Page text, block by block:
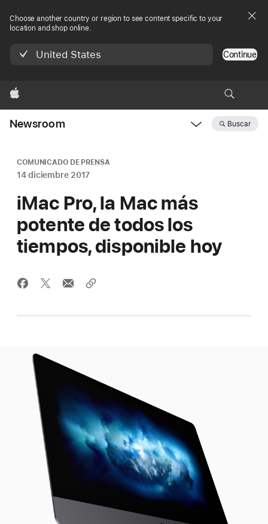
Choose another country or region to see content specific to your
location and shop online.
United States Continue
Apple
Newsroom Buscar
COMUNICADO DE PRENSA
14 diciembre 2017
iMac Pro, la Mac más
potente de todos los
tiempos, disponible hoy